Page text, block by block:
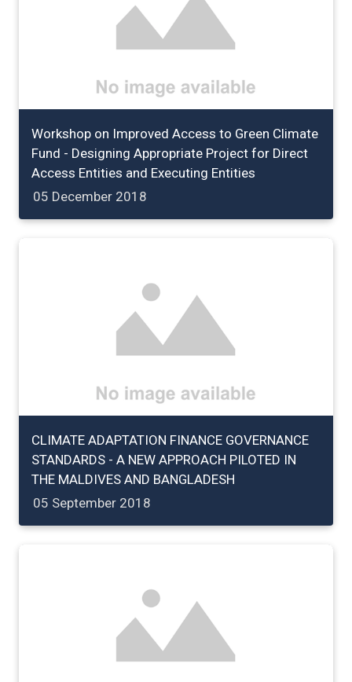
Workshop on Improved Access to Green Climate
Fund - Designing Appropriate Project for Direct
Access Entities and Executing Entities
05 December 2018
CLIMATE ADAPTATION FINANCE GOVERNANCE
STANDARDS - A NEW APPROACH PILOTED IN
THE MALDIVES AND BANGLADESH
05 September 2018